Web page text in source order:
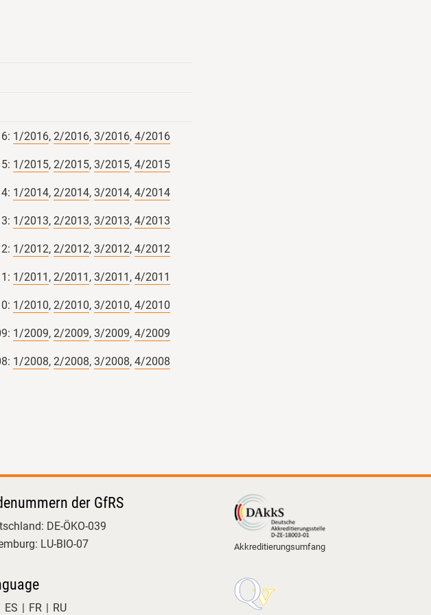
Ein schöner Artikel zu unserem Projekt
BioRegion Kassel, der die wichtigsten
Ergebnisse nochmal zusammenfasst.
1/2016, 2/2016,3/2016,4/2016
1/2015, 2/2015,3/2015,4/2015
1/2014, 2/2014,3/2014,4/2014
1/2013, 2/2013,3/2013,4/2013
1/2012, 2/2012,3/2012,4/2012
1/2011 , 2/2011 ,3/2011 ,4/2011
1/2010, 2/2010,3/2010,4/2010
1/2009, 2/2009,3/2009,4/2009
1/2008, 2/2008,3/2008,4/2008
der GfRS
DE-ÖKO-039
LU-BIO-07
ES FR RU
Akkreditierungsumfang